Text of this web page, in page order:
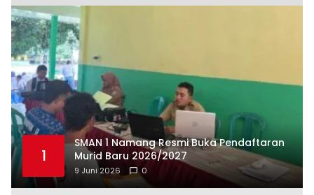
1
SMAN 1 Namang Resmi Buka Pendaftaran
Murid Baru 2026/2027
9 Juni 2026 0